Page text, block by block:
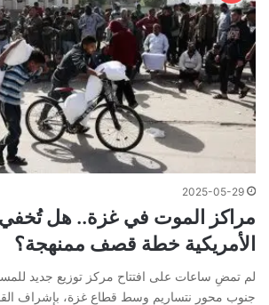
2025-05-29
مراكز الموت في غزة.. هل تُخفي
الأمريكية خطة قصف ممنهجة؟
لم تمضِ ساعات على افتتاح مركز توزيع جديد
جنوب محور نتساريم وسط قطاع غزة، بإشراف